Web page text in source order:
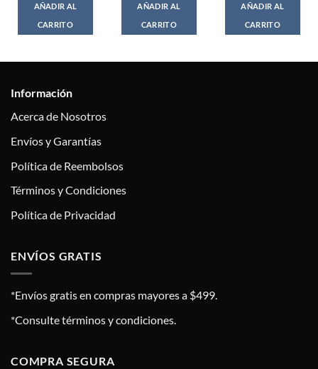
AÑADIR AL
CARRITO
AÑADIR AL
CARRITO
AÑADIR AL
CARRITO
Información
Acerca de Nosotros
Envíos y Garantías
Política de Reembolsos
Términos y Condiciones
Política de Privacidad
ENVÍOS GRATIS
*Envíos gratis en compras mayores a $499.
*Consulte términos y condiciones.
COMPRA SEGURA